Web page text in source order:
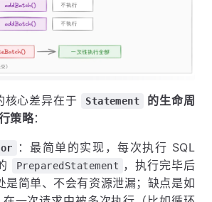
心差异在于 Statement
的生命周
策略：
：最简单的实现，每次执行 SQL
PreparedStatement ，执行完毕后
是简单、不会有资源泄漏；缺点是如